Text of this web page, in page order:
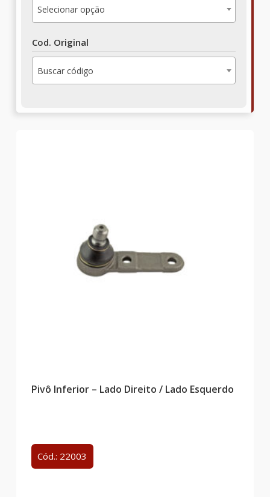
Selecionar opção
Cod. Original
Buscar código
Pivô Inferior – Lado Direito / Lado Esquerdo
Cód.: 22003